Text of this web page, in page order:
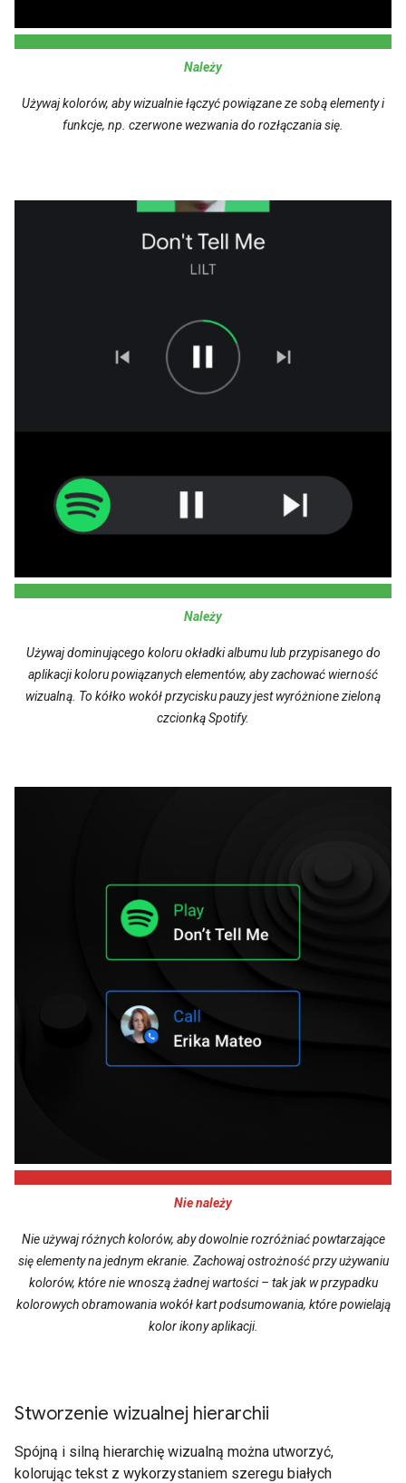
Należy
Używaj kolorów, aby wizualnie łączyć powiązane ze sobą elementy i
funkcje, np. czerwone wezwania do rozłączania się.
Należy
Używaj dominującego koloru okładki albumu lub przypisanego do
aplikacji koloru powiązanych elementów, aby zachować wierność
wizualną. To kółko wokół przycisku pauzy jest wyróżnione zieloną
czcionką Spotify.
Nie należy
Nie używaj różnych kolorów, aby dowolnie rozróżniać powtarzające
się elementy na jednym ekranie. Zachowaj ostrożność przy używaniu
kolorów, które nie wnoszą żadnej wartości – tak jak w przypadku
kolorowych obramowania wokół kart podsumowania, które powielają
kolor ikony aplikacji.
Stworzenie wizualnej hierarchii
Spójną i silną hierarchię wizualną można utworzyć,
kolorując tekst z wykorzystaniem szeregu białych